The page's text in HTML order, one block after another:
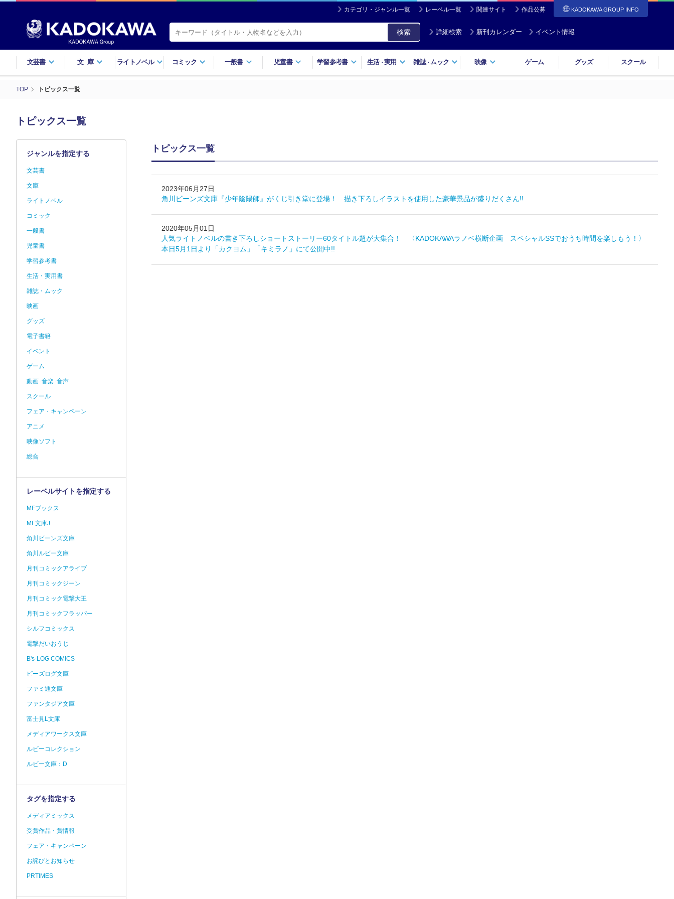
カテゴリ・ジャンル一覧 レーベル一覧 関連サイト 作品公募 KADOKAWA GROUP INFO
検索 詳細検索 新刊カレンダー イベント情報
文芸書 文庫 ライトノベル コミック 一般書 児童書 学習参考書 生活・実用 雑誌・ ムック 映像 ゲーム グッズ スクール
TOP トピックス一覧
トピックス一覧
トピックス一覧
2023年06月27日
角川ビーンズ文庫『少年陰陽師』がくじ引き堂に登場！ 描き下ろしイラストを使用した豪華景品が盛りだくさん!!
2020年05月01日
人気ライトノベルの書き下ろしショートストーリー60タイトル超が大集合！ 〈KADOKAWAラノベ横断企画 スペシャルSSでおうち時間を楽しもう！〉
本日5月1日より「カクヨム」「キミラノ」にて公開中!!
ジャンルを指定する
文芸書
文庫
ライトノベル
コミック
一般書
児童書
学習参考書
生活・実用書
雑誌・ムック
映画
グッズ
電子書籍
イベント
ゲーム
動画･音楽･音声
スクール
フェア・キャンペーン
アニメ
映像ソフト
総合
レーベルサイトを指定する
MFブックス
MF文庫J
角川ビーンズ文庫
角川ルビー文庫
月刊コミックアライブ
月刊コミックジーン
月刊コミック電撃大王
月刊コミックフラッパー
シルフコミックス
電撃だいおうじ
B's-LOG COMICS
ビーズログ文庫
ファミ通文庫
ファンタジア文庫
富士見L文庫
メディアワークス文庫
ルビーコレクション
ルビー文庫：D
タグを指定する
メディアミックス
受賞作品・賞情報
フェア・キャンペーン
お詫びとお知らせ
PRTIMES